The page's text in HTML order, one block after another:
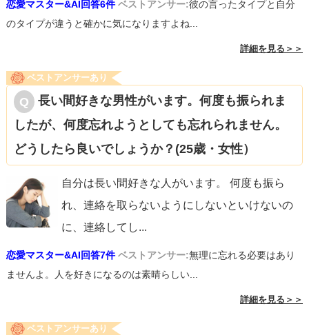
恋愛マスター&AI回答6件 ベストアンサー:彼の言ったタイプと自分
のタイプが違うと確かに気になりますよね...
詳細を見る＞＞
ベストアンサーあり
長い間好きな男性がいます。何度も振られま
したが、何度忘れようとしても忘れられません。
どうしたら良いでしょうか？(25歳・女性）
自分は長い間好きな人がいます。 何度も振ら
れ、連絡を取らないようにしないといけないの
に、連絡してし...
恋愛マスター&AI回答7件 ベストアンサー:無理に忘れる必要はあり
ませんよ。人を好きになるのは素晴らしい...
詳細を見る＞＞
ベストアンサーあり